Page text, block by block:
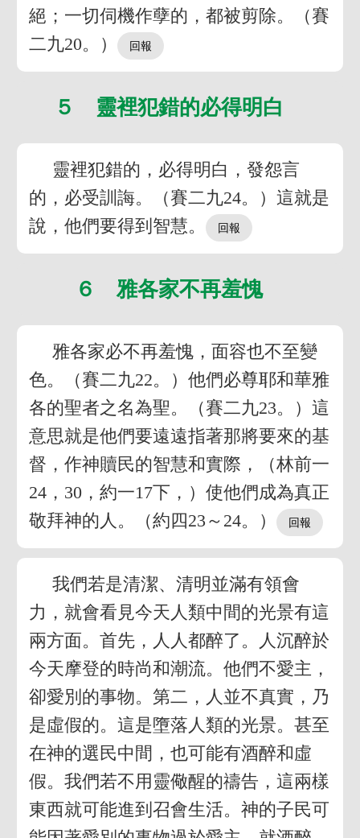
絕；一切伺機作孽的，都被剪除。（賽
二九20。）
５ 靈裡犯錯的必得明白
靈裡犯錯的，必得明白，發怨言
的，必受訓誨。（賽二九24。）這就是
說，他們要得到智慧。
６ 雅各家不再羞愧
雅各家必不再羞愧，面容也不至變
色。（賽二九22。）他們必尊耶和華雅
各的聖者之名為聖。（賽二九23。）這
意思就是他們要遠遠指著那將要來的基
督，作神贖民的智慧和實際，（林前一
24，30，約一17下，）使他們成為真正
敬拜神的人。（約四23～24。）
我們若是清潔、清明並滿有領會
力，就會看見今天人類中間的光景有這
兩方面。首先，人人都醉了。人沉醉於
今天摩登的時尚和潮流。他們不愛主，
卻愛別的事物。第二，人並不真實，乃
是虛假的。這是墮落人類的光景。甚至
在神的選民中間，也可能有酒醉和虛
假。我們若不用靈儆醒的禱告，這兩樣
東西就可能進到召會生活。神的子民可